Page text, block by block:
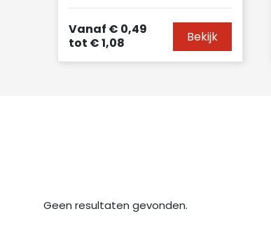
Vanaf € 0,49
tot € 1,08 Bekijk
Geen resultaten gevonden.